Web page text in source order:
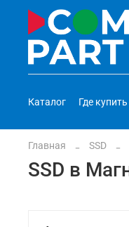
Каталог Где купить
Главная SSD
SSD в